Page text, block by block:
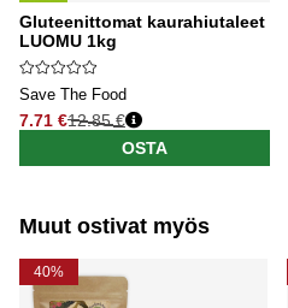
Gluteenittomat kaurahiutaleet
LUOMU 1kg
Save The Food
7.71 €
Normaali hinta
12.85 €
OSTA
Muut ostivat myös
40%